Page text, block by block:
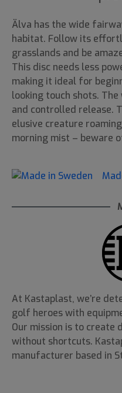
Älva has the wide
habitat. Follow its
grasslands and be
This disc needs less
making it ideal for
looking touch shots.
and controlled release.
elusive creature
morning mist – beware
At Kastaplast, we’re
golf heroes with
Our mission is to create
without shortcuts.
manufacturer based in